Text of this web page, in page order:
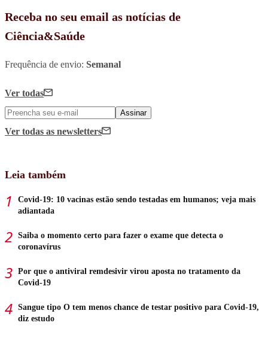
Receba no seu email as notícias de
Ciência&Saúde
Frequência de envio: Semanal
Ver todas
Assinar
Ver todas as newsletters
Leia também
Covid-19: 10 vacinas estão sendo testadas em humanos; veja mais
adiantada
Saiba o momento certo para fazer o exame que detecta o
coronavírus
Por que o antiviral remdesivir virou aposta no tratamento da
Covid-19
Sangue tipo O tem menos chance de testar positivo para Covid-19,
diz estudo